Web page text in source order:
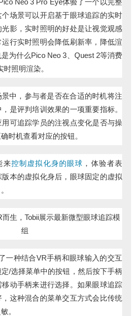
Neo 3 Pro Eye体验了一个以完整
场景可以开启基于眼球追踪的实时
影，实时照明的好处是让视觉观感
行实时照明会降低刷新率，降低渲
为什么Pico Neo 3、Quest 2等消费
照明渲染。
景中，参与者是否在合适的时机将注
是评判培训效果的一项重要指标。
可追踪学员的注视点变化是否与操
时机查看对应的按钮。
来控制虚拟化身的眼球 ，体验者表
本的虚拟化身后，眼球固定的虚拟
了一种结合VR手柄和眼球输入的交互
/选择菜单中的按钮，然后按下手柄
移动手柄来进行选择。如果眼球追踪
这种混合的菜单交互方式会比传统
。